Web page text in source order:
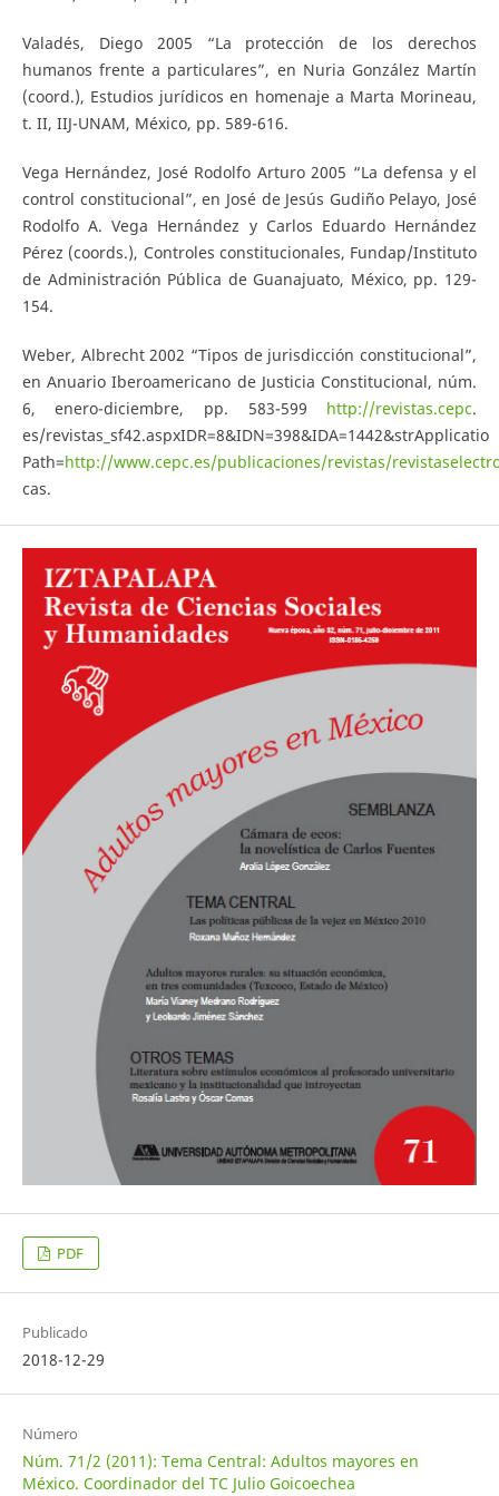
Valadés, Diego 2005 “La protección de los derechos
humanos frente a particulares”, en Nuria González Martín
(coord.), Estudios jurídicos en homenaje a Marta Morineau,
t. II, IIJ-UNAM, México, pp. 589-616.
Vega Hernández, José Rodolfo Arturo 2005 “La defensa y el
control constitucional”, en José de Jesús Gudiño Pelayo, José
Rodolfo A. Vega Hernández y Carlos Eduardo Hernández
Pérez (coords.), Controles constitucionales, Fundap/Instituto
de Administración Pública de Guanajuato, México, pp. 129-
154.
Weber, Albrecht 2002 “Tipos de jurisdicción constitucional”,
en Anuario Iberoamericano de Justicia Constitucional, núm.
6, enero-diciembre, pp. 583-599 http://revistas.cepc.
es/revistas_sf42.aspxIDR=8&IDN=398&IDA=1442&strApplicatio
Path=http://www.cepc.es/publicaciones/revistas/
cas.
PDF
Publicado
2018-12-29
Número
Núm. 71/2 (2011): Tema Central: Adultos mayores en
México. Coordinador del TC Julio Goicoechea